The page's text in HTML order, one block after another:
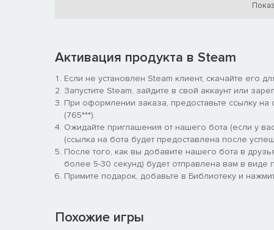
Активация продукта в Steam
Если не установлен Steam клиент, скачайте его
Запустите Steam, зайдите в свой аккаунт или
При оформлении заказа, предоставьте ссылку
(765***).
Ожидайте приглашения от нашего бота (если у
(ссылка на бота будет предоставлена после
После того, как вы добавите нашего бота в
более 5-30 секунд) будет отправлена вам в виде
Примите подарок, добавьте в Библиотеку и
Похожие игры